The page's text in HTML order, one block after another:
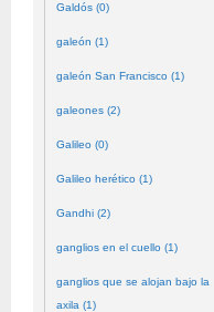
Galdós (0)
galeón (1)
galeón San Francisco (1)
galeones (2)
Galileo (0)
Galileo herético (1)
Gandhi (2)
ganglios en el cuello (1)
ganglios que se alojan bajo la
axila (1)